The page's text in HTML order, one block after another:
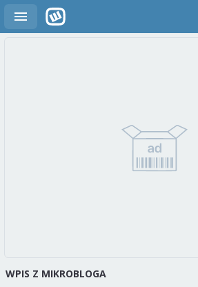
WPIS Z MIKROBLOGA